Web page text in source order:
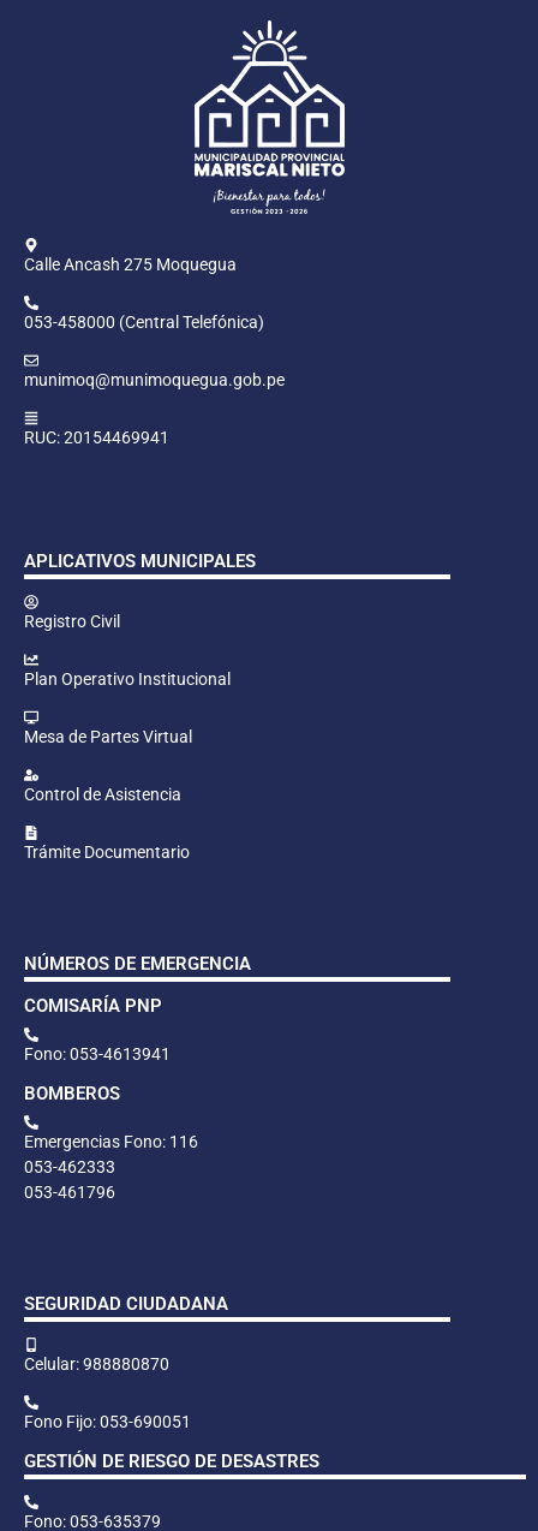
Calle Ancash 275 Moquegua
053-458000 (Central Telefónica)
munimoq@munimoquegua.gob.pe
RUC: 20154469941
APLICATIVOS MUNICIPALES
Registro Civil
Plan Operativo Institucional
Mesa de Partes Virtual
Control de Asistencia
Trámite Documentario
NÚMEROS DE EMERGENCIA
COMISARÍA PNP
Fono: 053-4613941
BOMBEROS
Emergencias Fono: 116
053-462333
053-461796
SEGURIDAD CIUDADANA
Celular: 988880870
Fono Fijo: 053-690051
GESTIÓN DE RIESGO DE DESASTRES
Fono: 053-635379